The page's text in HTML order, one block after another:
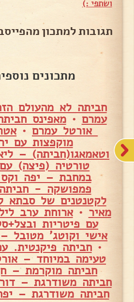
ושתפי :)
תגובות למתכון
מתכונים
חביתה לא מהעולם
עמרם •מאפינס
אורטל עמרם •
מוקפצות עם
וטאמאגו(חביתה) –
טורטיה (פיצה)
במחבת – יפה
פמפושקה -
לקטנטנים של סבתא
מאיר •ארוחת ערב
עם פיטריות
אישי וקוטג' מטובל
•חביתה פיקנטית.
טעימה במיוחד –
חביתה מוקרמת –
חביתה משודרגת –
חביתה משודרגת –